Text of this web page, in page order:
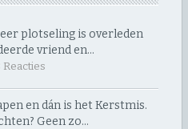
plotseling is overleden
vriend en…
Reacties
en dán is het Kerstmis.
Geen zo…